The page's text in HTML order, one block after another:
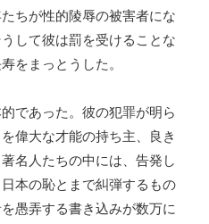
ちが性的陵辱の被害者にな
して彼は罰を受けることな
をまっとうした。
であった。彼の犯罪が明ら
偉大な才能の持ち主、良き
名人たちの中には、告発し
本の恥とまで糾弾するもの
愚弄する書き込みが数万に